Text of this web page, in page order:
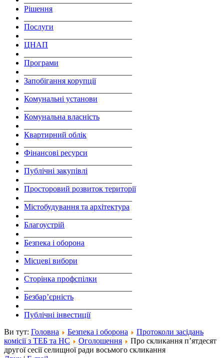
Рішення
Послуги
ЦНАП
Програми
Запобігання корупції
Комунальні установи
Комунальна власність
Квартирний облік
Фінансові ресурси
Публічні закупівлі
Просторовий розвиток території
Містобудування та архітектура
Благоустрій
Безпека і оборона
Місцеві вибори
Сторінка профспілки
Безбар’єрність
Публічні інвестиції
Ви тут: Головна Безпека і оборона
Протоколи засідань
комісії з ТЕБ та НС
Оголошення
Про скликання п’ятдесят
другої сесії селищної ради восьмого скликання